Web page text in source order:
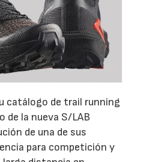
catálogo de trail running
de la nueva S/LAB
de una de sus
para competición y